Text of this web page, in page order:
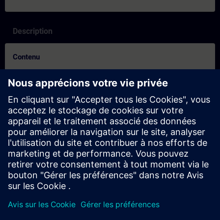
Description
Contenu
Deze test helpt u om erachter te komen of u over de vereiste
basiskennis beschikt.
De test heeft20 vragen.
Er isgeen tijdslimiet .
Als umeer dan 70% correctantwoordt, bent u klaar om
aan de cursus deel te nemen.
Als uminder dan 70%scoort, raden wij u aan de cursus
SIMATIC S7 Servicetraining 2(ST-SERV2) te volgen om
uw basis op te bouwen.